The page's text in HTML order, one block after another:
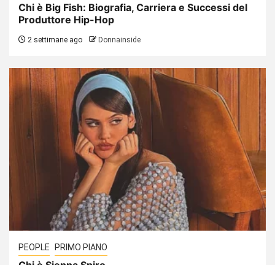
Chi è Big Fish: Biografia, Carriera e Successi del
Produttore Hip-Hop
2 settimane ago Donnainside
PEOPLE PRIMO PIANO